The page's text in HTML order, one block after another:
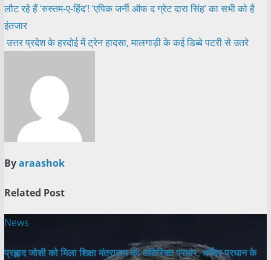
Post
navigation
लौट रहे हैं ‘रुस्तम-ए-हिंद’! ‘एपिक जर्नी ऑफ द ग्रेट दारा सिंह’ का सभी को है
इंतजार
उत्तर प्रदेश के हरदोई में ट्रेन हादसा, मालगाड़ी के कई डिब्बे पटरी से उतरे
Byaraashok
Related Post
News
प्रह्लाद जोशी को मिला शिक्षा मंत्रालय का अतिरिक्त प्रभार, धर्मेंद्र प्रधान के